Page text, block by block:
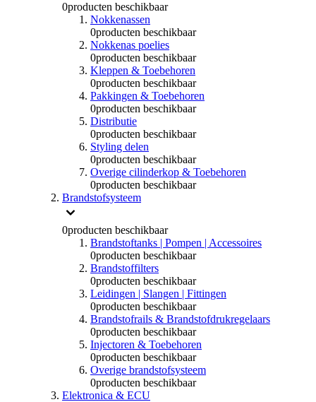
0producten beschikbaar
Nokkenassen
0producten beschikbaar
Nokkenas poelies
0producten beschikbaar
Kleppen & Toebehoren
0producten beschikbaar
Pakkingen & Toebehoren
0producten beschikbaar
Distributie
0producten beschikbaar
Styling delen
0producten beschikbaar
Overige cilinderkop & Toebehoren
0producten beschikbaar
Brandstofsysteem
0producten beschikbaar
Brandstoftanks | Pompen | Accessoires
0producten beschikbaar
Brandstoffilters
0producten beschikbaar
Leidingen | Slangen | Fittingen
0producten beschikbaar
Brandstofrails & Brandstofdrukregelaars
0producten beschikbaar
Injectoren & Toebehoren
0producten beschikbaar
Overige brandstofsysteem
0producten beschikbaar
Elektronica & ECU